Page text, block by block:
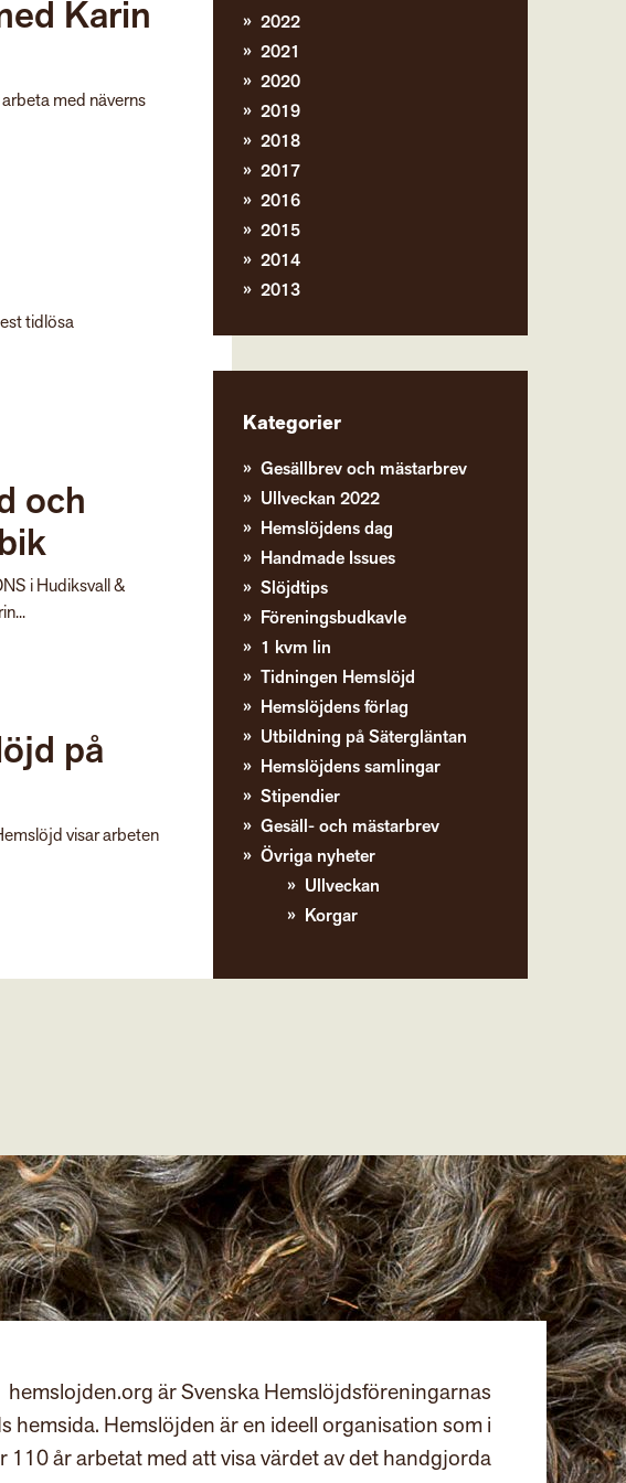
Karin
med näverns
tidlösa
och
i Hudiksvall &
på
visar arbeten
2022
2021
2020
2019
2018
2017
2016
2015
2014
2013
Kategorier
Gesällbrev och mästarbrev
Ullveckan 2022
Hemslöjdens dag
Handmade Issues
Slöjdtips
Föreningsbudkavle
1 kvm lin
Tidningen Hemslöjd
Hemslöjdens förlag
Utbildning på Sätergläntan
Hemslöjdens samlingar
Stipendier
Gesäll- och mästarbrev
Övriga nyheter
Ullveckan
Korgar
hemslojden.org är Svenska Hemslöjdsföreningarnas
hemsida. Hemslöjden är en ideell organisation som i
110 år arbetat med att visa värdet av det handgjorda